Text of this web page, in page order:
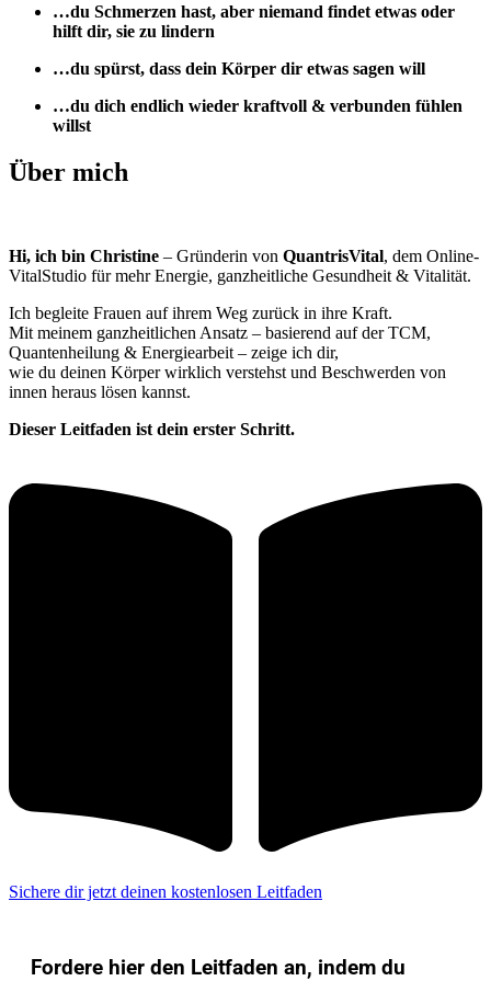
…du Schmerzen hast, aber niemand findet etwas oder
hilft dir, sie zu lindern
…du spürst, dass dein Körper dir etwas sagen will
…du dich endlich wieder kraftvoll & verbunden fühlen
willst
Über mich
Hi, ich bin Christine – Gründerin von QuantrisVital, dem Online-
VitalStudio für mehr Energie, ganzheitliche Gesundheit & Vitalität.
Ich begleite Frauen auf ihrem Weg zurück in ihre Kraft.
Mit meinem ganzheitlichen Ansatz – basierend auf der TCM,
Quantenheilung & Energiearbeit – zeige ich dir,
wie du deinen Körper wirklich verstehst und Beschwerden von
innen heraus lösen kannst.
Dieser Leitfaden ist dein erster Schritt.
Sichere dir jetzt deinen kostenlosen Leitfaden
Fordere hier den Leitfaden an, indem du